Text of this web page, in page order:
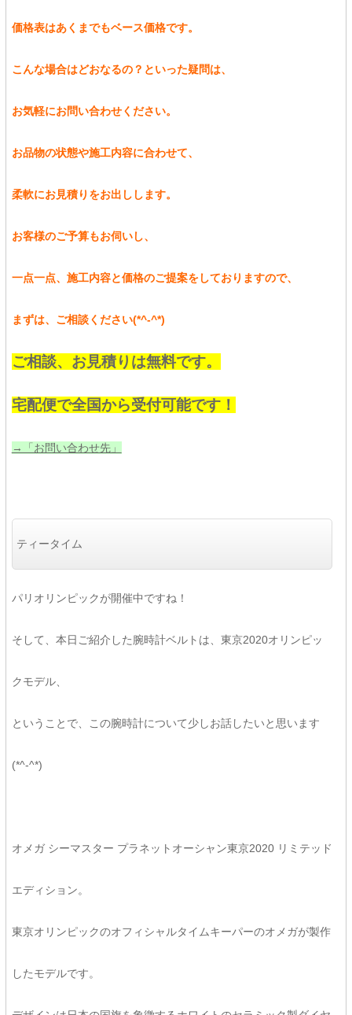
価格表はあくまでもベース価格です。
こんな場合はどおなるの？といった疑問は、
お気軽にお問い合わせください。
お品物の状態や施工内容に合わせて、
柔軟にお見積りをお出しします。
お客様のご予算もお伺いし、
一点一点、施工内容と価格のご提案をしておりますので、
まずは、ご相談ください(*^-^*)
ご相談、お見積りは無料です。
宅配便で全国から受付可能です！
→「お問い合わせ先」
ティータイム
パリオリンピックが開催中ですね！
そして、本日ご紹介した腕時計ベルトは、東京2020オリンピッ
クモデル、
ということで、この腕時計について少しお話したいと思います
(*^-^*)
オメガ シーマスター プラネットオーシャン東京2020 リミテッド
エディション。
東京オリンピックのオフィシャルタイムキーパーのオメガが製作
したモデルです。